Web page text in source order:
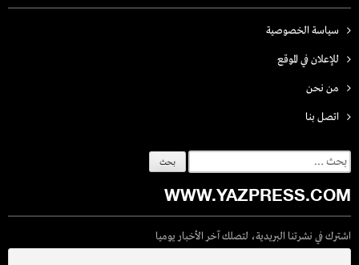
سياسة الخصوصية
للإعلان في الموقع
من نحن
اتصل بنـا
البحث
عن:
WWW.YAZPRESS.COM
اشترك في نشرتنا البريدية، لتصلك آخر الأخبار يوميا